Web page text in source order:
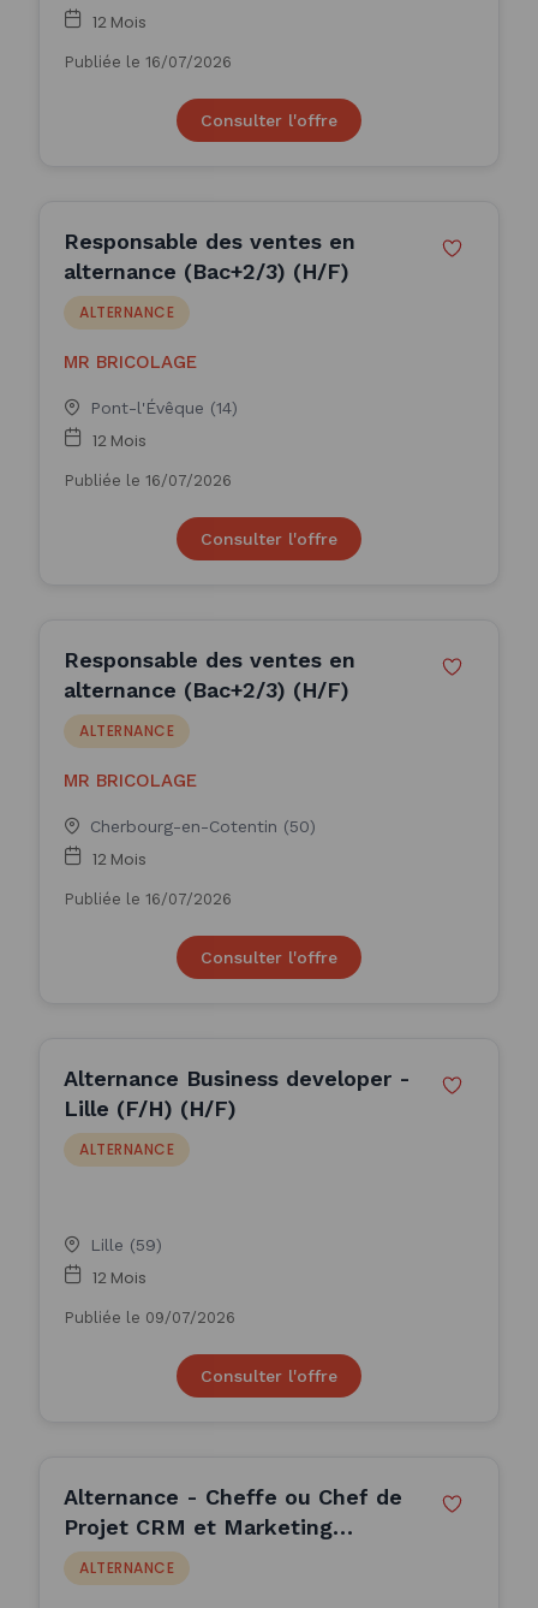
12 Mois
Publiée le 16/07/2026
Consulter l'offre
Responsable des ventes en
alternance (Bac+2/3) (H/F)
ALTERNANCE
MR BRICOLAGE
Pont-l'Évêque (14)
12 Mois
Publiée le 16/07/2026
Consulter l'offre
Responsable des ventes en
alternance (Bac+2/3) (H/F)
ALTERNANCE
MR BRICOLAGE
Cherbourg-en-Cotentin (50)
12 Mois
Publiée le 16/07/2026
Consulter l'offre
Alternance Business developer -
Lille (F/H) (H/F)
ALTERNANCE
Lille (59)
12 Mois
Publiée le 09/07/2026
Consulter l'offre
Alternance - Cheffe ou Chef de
Projet CRM et Marketing
Produit F/H (H/F)
ALTERNANCE